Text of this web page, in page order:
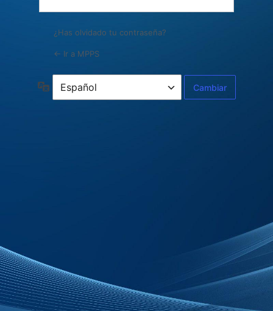
¿Has olvidado tu contraseña?
← Ir a MPPS
Idioma